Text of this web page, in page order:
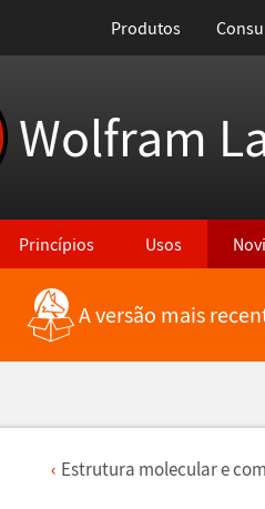
Produtos
Wolfram
Princípios Usos
A versão mais
Estrutura molecular e